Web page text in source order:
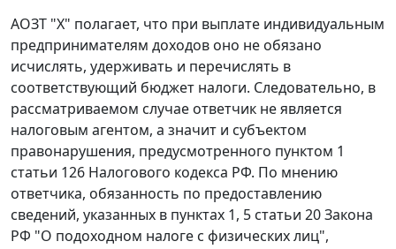
АОЗТ "Х" полагает, что при выплате индивидуальным
предпринимателям доходов оно не обязано
исчислять, удерживать и перечислять в
соответствующий бюджет налоги. Следовательно, в
рассматриваемом случае ответчик не является
налоговым агентом, а значит и субъектом
правонарушения, предусмотренного пунктом 1
статьи 126 Налогового кодекса РФ. По мнению
ответчика, обязанность по предоставлению
сведений, указанных в пунктах 1, 5 статьи 20Закона
РФ "О подоходном налоге с физических лиц",